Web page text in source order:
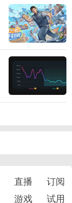
直播
订阅
游戏 试用